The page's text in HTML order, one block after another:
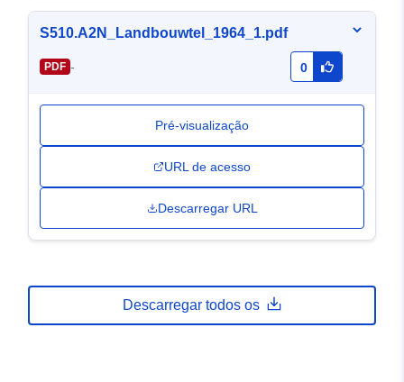
S510.A2N_Landbouwtel_1964_1.pdf
PDF - 0
Pré-visualização
URL de acesso
Descarregar URL
Descarregar todos os